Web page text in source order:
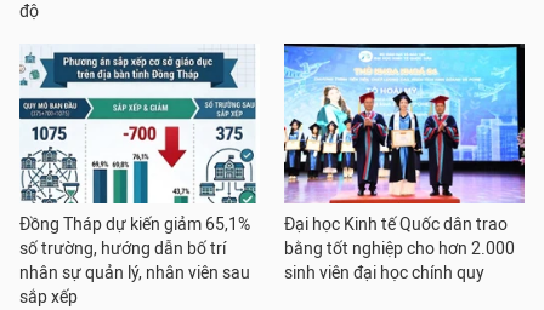
độ
Đồng Tháp dự kiến giảm 65,1%
số trường, hướng dẫn bố trí
nhân sự quản lý, nhân viên sau
sắp xếp
Đại học Kinh tế Quốc dân trao
bằng tốt nghiệp cho hơn 2.000
sinh viên đại học chính quy